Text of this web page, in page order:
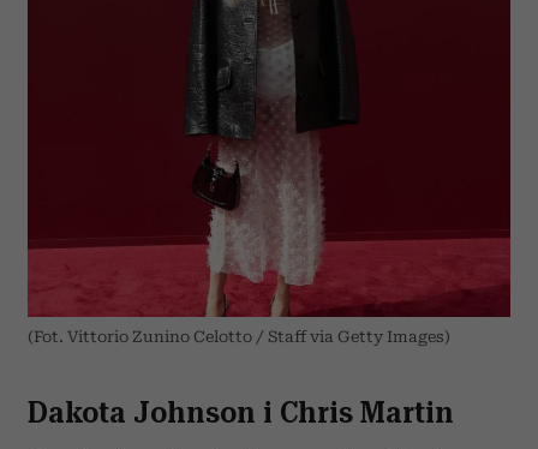
(Fot. Vittorio Zunino Celotto / Staff via Getty Images)
Dakota Johnson i Chris Martin